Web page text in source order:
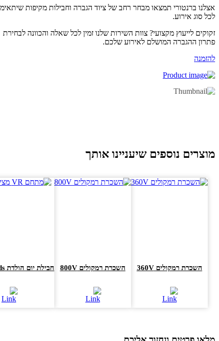
ברנטורי תמצאו מבחר רחב של ציוד הגברה וחבילות מקיפות שיתאימו
סוג אירוע.
לייעוץ מקצועי? צוות השירות שלנו זמין לכל שאלה והכוונה לבחירת
ההגברה המושלם לאירוע שלכם.
נוספים שיעניינו אותך
השכרת רמקולים 360V השכרת רמקולים 800V חבילת יום הולדת ACTIVEkids